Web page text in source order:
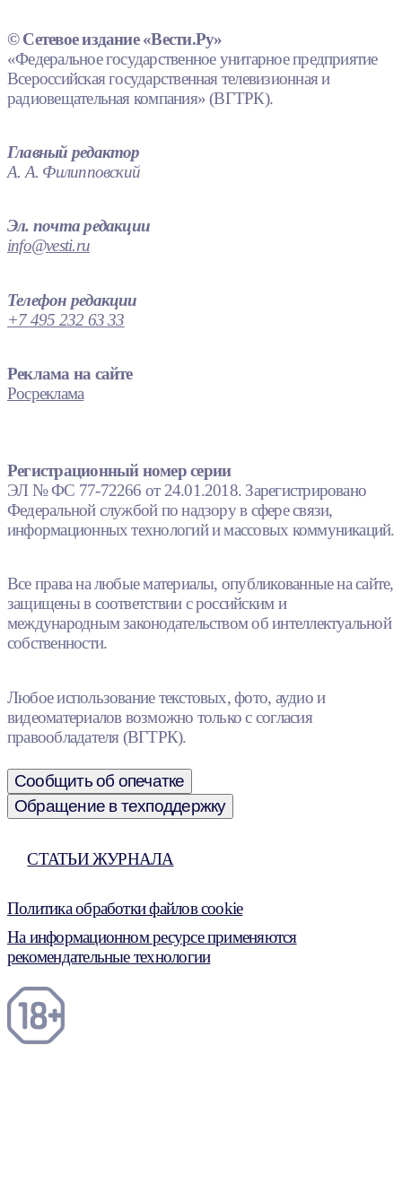
© Сетевое издание «Вести.Ру»
«Федеральное государственное унитарное предприятие
Всероссийская государственная телевизионная и
радиовещательная компания» (ВГТРК).
Главный редактор
А. А. Филипповский
Эл. почта редакции
info@vesti.ru
Телефон редакции
+7 495 232 63 33
Реклама на сайте
Росреклама
Регистрационный номер серии
ЭЛ № ФС 77-72266 от 24.01.2018. Зарегистрировано
Федеральной службой по надзору в сфере связи,
информационных технологий и массовых коммуникаций.
Все права на любые материалы, опубликованные на сайте,
защищены в соответствии с российским и
международным законодательством об интеллектуальной
собственности.
Любое использование текстовых, фото, аудио и
видеоматериалов возможно только с согласия
правообладателя (ВГТРК).
Сообщить об опечатке
Обращение в техподдержку
СТАТЬИ ЖУРНАЛА
Политика обработки файлов cookie
На информационном ресурсе применяются
рекомендательные технологии